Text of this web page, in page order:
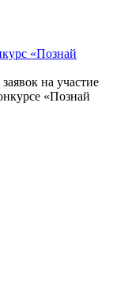
«Познай
на участие
«Познай